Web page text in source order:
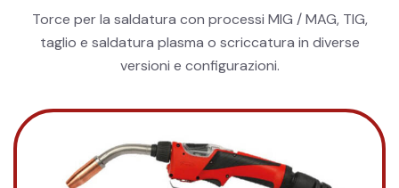
Torce per la saldatura con processi MIG / MAG, TIG,
taglio e saldatura plasma o scriccatura in diverse
versioni e configurazioni.